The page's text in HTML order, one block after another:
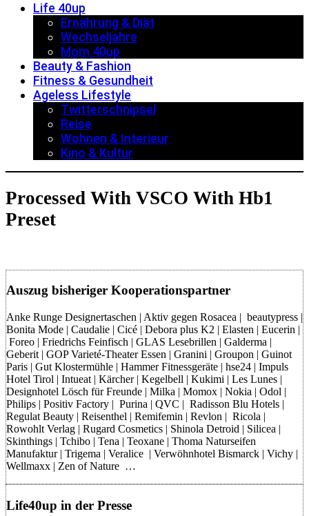
Life 40up
Ernährung & Diät
Wechseljahre
Mom 40up
Beauty & Fashion
Fitness & Gesundheit
Ageless Lifestyle
Twitterschnipsel
Reise
Wohnen & Interieur
Kino & Kultur
Processed With VSCO With Hb1
Preset
Auszug bisheriger Kooperationspartner
Anke Runge Designertaschen | Aktiv gegen Rosacea | beautypress |
Bonita Mode | Caudalie | Cicé | Debora plus K2 | Elasten | Eucerin |
Foreo | Friedrichs Feinfisch | GLAS Lesebrillen | Galderma |
Geberit | GOP Varieté-Theater Essen | Granini | Groupon | Guinot
Paris | Gut Klostermühle | Hammer Fitnessgeräte | hse24 | Impuls
Hotel Tirol | Intueat | Kärcher | Kegelbell | Kukimi | Les Lunes |
Designhotel Lösch für Freunde | Milka | Momox | Nokia | Odol |
Philips | Positiv Factory | Purina | QVC | Radisson Blu Hotels |
Regulat Beauty | Reisenthel | Remifemin | Revlon | Ricola |
Rowohlt Verlag | Rugard Cosmetics | Shinola Detroid | Silicea |
Skinthings | Tchibo | Tena | Teoxane | Thoma Naturseifen
Manufaktur | Trigema | Veralice | Verwöhnhotel Bismarck | Vichy |
Wellmaxx | Zen of Nature …
Life40up in der Presse